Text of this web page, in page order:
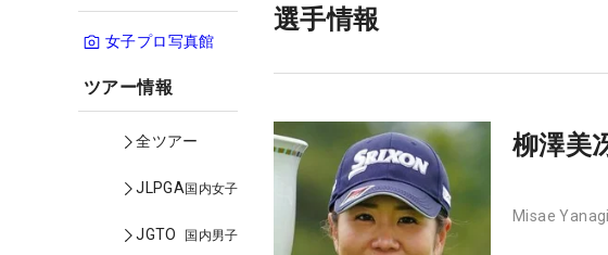
女子プロ写真館
ツアー情報
全ツアー
JLPGA国内女子
JGTO 国内男子
選手情報
柳澤美
Misae